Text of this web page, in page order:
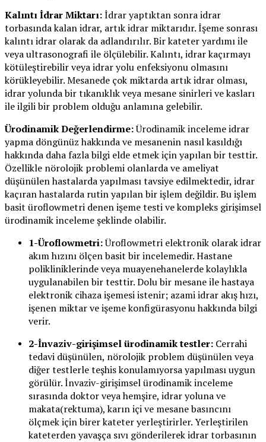
Kalıntı İdrar Miktarı:İdrar yaptıktan sonra idrar
torbasında kalan idrar, artık idrar miktarıdır. İşeme sonrası
kalıntı idrar olarak da adlandırılır. Bir kateter yardımı ile
veya ultrasonografi ile ölçülebilir. Kalıntı, idrar kaçırmayı
kötüleştirebilir veya idrar yolu enfeksiyonu olmasını
körükleyebilir. Mesanede çok miktarda artık idrar olması,
idrar yolunda bir tıkanıklık veya mesane sinirleri ve kasları
ile ilgili bir problem olduğu anlamına gelebilir.
Ürodinamik Değerlendirme:Ürodinamik inceleme idrar
yapma döngünüz hakkında ve mesanenin nasıl kasıldığı
hakkında daha fazla bilgi elde etmek için yapılan bir testtir.
Özellikle nörolojik problemi olanlarda ve ameliyat
düşünülen hastalarda yapılması tavsiye edilmektedir, idrar
kaçıran hastalarda rutin yapılan bir işlem değildir. Bu işlem
basit üroflowmetri denen işeme testi ve kompleks girişimsel
ürodinamik inceleme şeklinde olabilir.
1-Üroflowmetri:Üroflowmetri elektronik olarak idrar
akım hızını ölçen basit bir incelemedir. Hastane
polikliniklerinde veya muayenehanelerde kolaylıkla
uygulanabilen bir testtir. Dolu bir mesane ile hastaya
elektronik cihaza işemesi istenir; azami idrar akış hızı,
işenen miktar ve işeme konfigürasyonu hakkında bilgi
verir.
2-İnvaziv-girişimsel ürodinamik testler: Cerrahi
tedavi düşünülen, nörolojik problem düşünülen veya
diğer testlerle teşhis konulamıyorsa yapılması uygun
görülür. İnvaziv-girişimsel ürodinamik inceleme
sırasında doktor veya hemşire, idrar yoluna ve
makata(rektuma), karın içi ve mesane basıncını
ölçmek için birer kateter yerleştirirler. Yerleştirilen
kateterden yavaşça sıvı gönderilerek idrar torbasının